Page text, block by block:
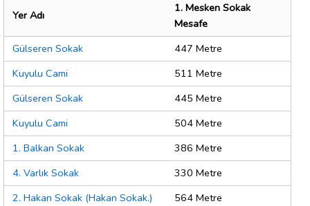
Yer Adı
1. Mesken Sokak
Mesafe
Gülseren Sokak
447 Metre
Kuyulu Cami
511 Metre
Gülseren Sokak
445 Metre
Kuyulu Cami
504 Metre
1. Balkan Sokak
386 Metre
4. Varlık Sokak
330 Metre
2. Hakan Sokak (Hakan Sokak.)
564 Metre